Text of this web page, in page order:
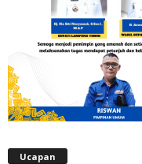
Ucapan